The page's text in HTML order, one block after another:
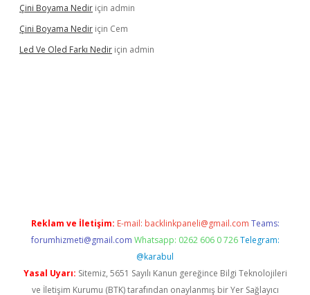
Çini Boyama Nedir için admin
Çini Boyama Nedir için Cem
Led Ve Oled Farkı Nedir için admin
Reklam ve İletişim: E-mail: backlinkpaneli@gmail.com Teams:
forumhizmeti@gmail.com Whatsapp: 0262 606 0 726 Telegram:
@karabul
Yasal Uyarı: Sitemiz, 5651 Sayılı Kanun gereğince Bilgi Teknolojileri
ve İletişim Kurumu (BTK) tarafından onaylanmış bir Yer Sağlayıcı